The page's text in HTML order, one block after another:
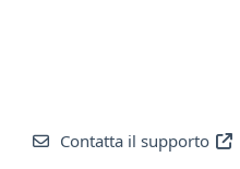
Contatta il supporto